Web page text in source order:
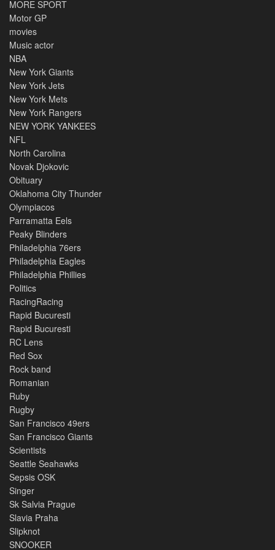
MORE SPORT
Motor GP
movies
Music actor
NBA
New York Giants
New York Jets
New York Mets
New York Rangers
NEW YORK YANKEES
NFL
North Carolina
Novak Djokovic
Obituary
Oklahoma City Thunder
Olympiacos
Parramatta Eels
Peaky Blinders
Philadelphia 76ers
Philadelphia Eagles
Philadelphia Phillies
Politics
RacingRacing
Rapid Bucuresti
Rapid Bucuresti
RC Lens
Red Sox
Rock band
Romanian
Ruby
Rugby
San Francisco 49ers
San Francisco Giants
Scientists
Seattle Seahawks
Sepsis OSK
Singer
Sk Salvia Prague
Slavia Praha
Slipknot
SNOOKER